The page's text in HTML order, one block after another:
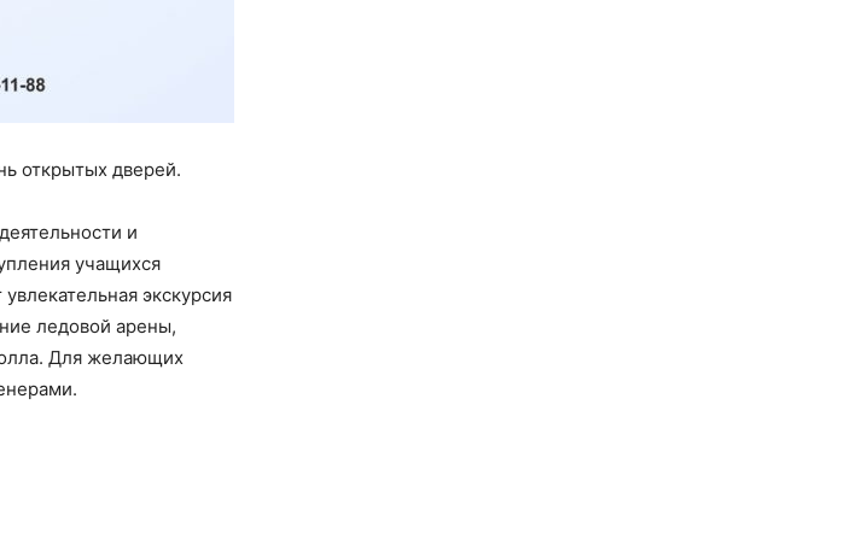
открытых дверей.
и
учащихся
экскурсия
ледовой арены,
Для желающих